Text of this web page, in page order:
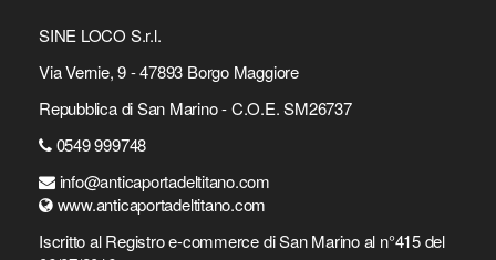
SINE LOCO S.r.l.
Via Vernie, 9 - 47893 Borgo Maggiore
Repubblica di San Marino - C.O.E. SM26737
0549 999748
info@anticaportadeltitano.com
www.anticaportadeltitano.com
Iscritto al Registro e-commerce di San Marino al n°415 del